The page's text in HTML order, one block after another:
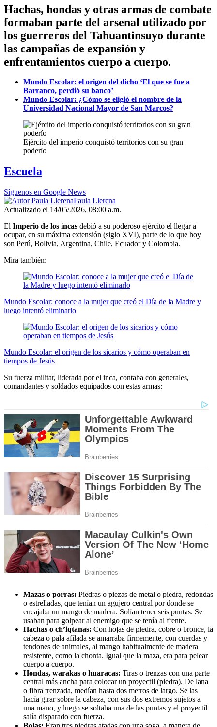
Hachas, hondas y otras armas de combate
formaban parte del arsenal utilizado por
los guerreros del Tahuantinsuyo durante
las campañas de expansión y
enfrentamientos cuerpo a cuerpo.
Mundo Escolar: el origen del dicho ‘El que se fue a
Barranco, perdió su banco’
Mundo Escolar: ¿Cómo se eligió el nombre de la
Universidad Nacional Mayor de San Marcos?
Ejército del imperio conquistó territorios con su gran
poderío
Escuela
Síguenos en Google News
Paula Llerena
Actualizado el 14/05/2026, 08:00 a.m.
El Imperio de los incas debió a su poderoso ejército el llegar a
ocupar, en su máxima extensión (siglo XVI), parte de lo que hoy
son Perú, Bolivia, Argentina, Chile, Ecuador y Colombia.
Mira también:
Mundo Escolar: conoce a la mujer que creó el Día de la Madre y
luego intentó eliminarlo
Mundo Escolar: el origen de los sicarios y cómo operaban en
tiempos de Jesús
Su fuerza militar, liderada por el inca, contaba con generales,
comandantes y soldados equipados con estas armas:
Mazas o porras: Piedras o piezas de metal o piedra, redondas
o estrelladas, que tenían un agujero central por donde se
encajaba un mango de madera. Solían tener seis puntas. Se
usaban para golpear al enemigo que se tenía al frente.
Hachas o ch’iqtanas: Con hojas de piedra, cobre o bronce, la
cabeza o pala afilada se amarraba firmemente, con cuerdas y
tendones de animales, al mango habitualmente de madera
resistente, como la chonta. Igual que la maza, era para pelear
cuerpo a cuerpo.
Hondas, warakas o huaracas: Tiras o trenzas con una parte
central más ancha para colocar un proyectil (piedra). De lana
o fibra trenzada, medían hasta dos metros de largo. Se las
hacía girar sobre la cabeza, con sus dos extremos sujetos a
una mano, y luego se soltaba una de las puntas y el proyectil
salía disparado con fuerza.